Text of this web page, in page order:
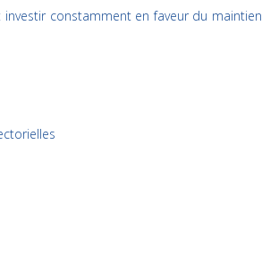
constamment en faveur du maintien